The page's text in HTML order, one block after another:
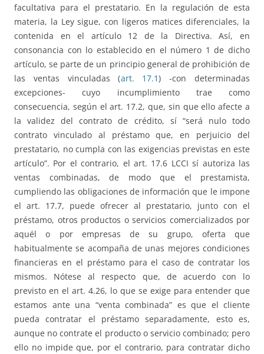
facultativa para el prestatario. En la regulación de esta
materia, la Ley sigue, con ligeros matices diferenciales, la
contenida en el artículo 12 de la Directiva. Así, en
consonancia con lo establecido en el número 1 de dicho
artículo, se parte de un principio general de prohibición de
las ventas vinculadas (art. 17.1) -con determinadas
excepciones- cuyo incumplimiento trae como
consecuencia, según el art. 17.2, que, sin que ello afecte a
la validez del contrato de crédito, sí “será nulo todo
contrato vinculado al préstamo que, en perjuicio del
prestatario, no cumpla con las exigencias previstas en este
artículo”. Por el contrario, el art. 17.6 LCCI sí autoriza las
ventas combinadas, de modo que el prestamista,
cumpliendo las obligaciones de información que le impone
el art. 17.7, puede ofrecer al prestatario, junto con el
préstamo, otros productos o servicios comercializados por
aquél o por empresas de su grupo, oferta que
habitualmente se acompaña de unas mejores condiciones
financieras en el préstamo para el caso de contratar los
mismos. Nótese al respecto que, de acuerdo con lo
previsto en el art. 4.26, lo que se exige para entender que
estamos ante una “venta combinada” es que el cliente
pueda contratar el préstamo separadamente, esto es,
aunque no contrate el producto o servicio combinado; pero
ello no impide que, por el contrario, para contratar dicho